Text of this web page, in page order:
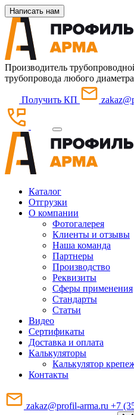
Написать нам
Производитель
трубопровода любого
Получить КП
Каталог
Отгрузки
О компании
Фотогалерея
Клиенты и отзывы
Наша команда
Партнеры
Производство
Реквизиты
Сферы применения
Стандарты
Статьи
Видео
Сертификаты
Доставка и оплата
Калькуляторы
Калькулятор
Контакты
zakaz@profil-arma.ru +7